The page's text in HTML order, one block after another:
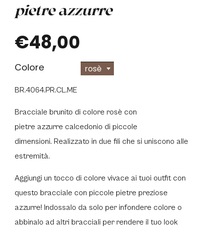
pietre azzurre
€48,00
Colore rosè
BR.4064.PR.CL.ME
Bracciale brunito di colore rosè con
pietre azzurre calcedonio di piccole
dimensioni. Realizzato in due fili che si uniscono alle
estremità.
Aggiungi un tocco di colore vivace ai tuoi outfit con
questo bracciale con piccole pietre preziose
azzurre! Indossalo da solo per infondere colore o
abbinalo ad altri bracciali per rendere il tuo look